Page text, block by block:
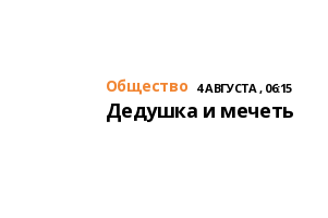
Общество 4 АВГУСТА , 06:15
Дедушка и мечеть